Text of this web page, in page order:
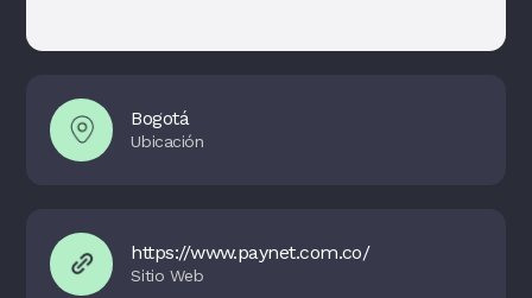
Bogotá
https://www.paynet.com.co/